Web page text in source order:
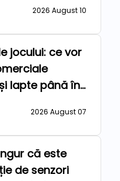
2026 August 10
jocului: ce vor
lapte până în
2026 August 07
că este
de senzori